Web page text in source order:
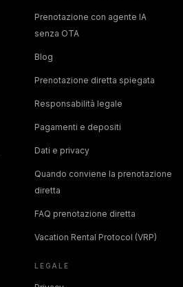
Prenotazione con agente IA
senza OTA
Blog
Prenotazione diretta spiegata
Responsabilità legale
Pagamenti e depositi
Dati e privacy
Quando conviene la prenotazione
diretta
FAQ prenotazione diretta
Vacation Rental Protocol (VRP)
LEGALE